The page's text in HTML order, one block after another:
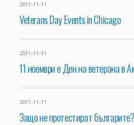
2011-11-11
Veterans Day Events in Chicago
2011-11-11
11 ноември е Ден на ветерана в
2011-11-11
Защо не протестират българите?